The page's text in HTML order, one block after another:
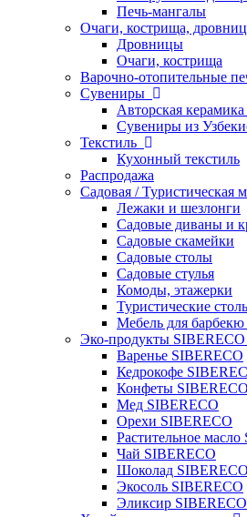
Печь-мангалы
Очаги, кострища,
Дровницы
Очаги, кострища
Варочно-отопительные
Сувениры
Авторская
Сувениры из
Текстиль
Кухонный текстиль
Распродажа
Садовая / Туристическая
Лежаки и шезлонги
Садовые диваны и
Садовые скамейки
Садовые столы
Садовые стулья
Комоды, этажерки
Туристические
Мебель для барбекю
Эко-продукты SIBERECO
Варенье SIBERECO
Кедрокофе
Конфеты SIBERECO
Мед SIBERECO
Орехи SIBERECO
Растительное
Чай SIBERECO
Шоколад SIBERECO
Экосоль SIBERECO
Эликсир SIBERECO